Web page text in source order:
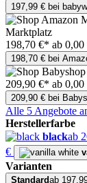
197,99 € bei
Marktplatz
198,70 €* ab 0,00
198,70 € bei
209,90 €* ab 0,00
209,90 € bei
Alle 5 Angebote
Herstellerfarbe
blackab
€
Varianten
Standardab